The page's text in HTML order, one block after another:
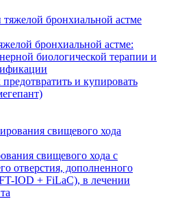
бронхиальной астме:
биологической терапии и
свищевого хода с
отверстия, дополненного
IOD + FiLaC), в лечении